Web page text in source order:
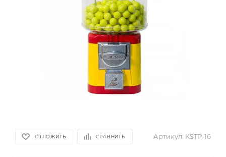
ОТЛОЖИТЬ СРАВНИТЬ Артикул: KSTP-16